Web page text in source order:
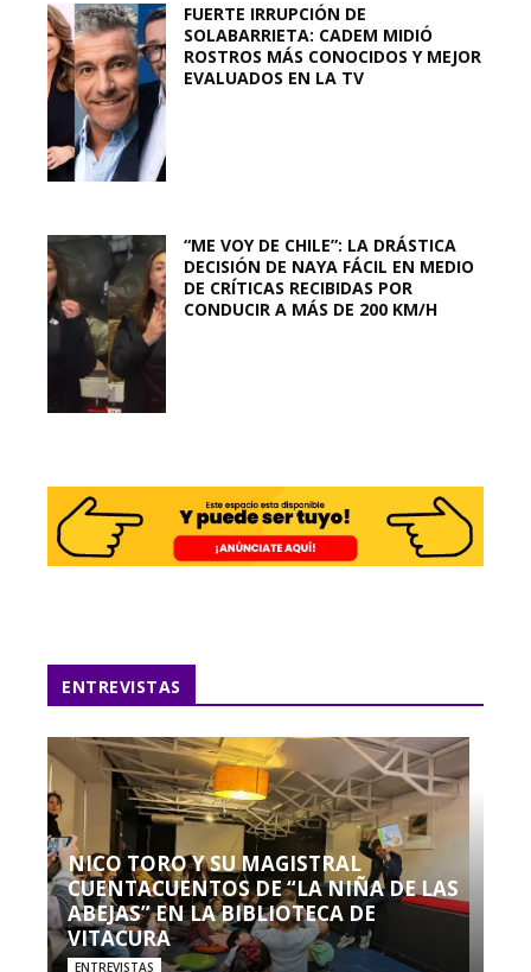
FUERTE IRRUPCIÓN DE
SOLABARRIETA: CADEM MIDIÓ
ROSTROS MÁS CONOCIDOS Y MEJOR
EVALUADOS EN LA TV
“ME VOY DE CHILE”: LA DRÁSTICA
DECISIÓN DE NAYA FÁCIL EN MEDIO
DE CRÍTICAS RECIBIDAS POR
CONDUCIR A MÁS DE 200 KM/H
ENTREVISTAS
NICO TORO Y SU MAGISTRAL
CUENTACUENTOS DE “LA NIÑA DE LAS
ABEJAS” EN LA BIBLIOTECA DE
VITACURA
ENTREVISTAS